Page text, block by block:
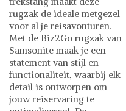
rugzak de ideale metgezel
voor al je reisavonturen.
Met de Biz2Go rugzak van
Samsonite maak je een
statement van stijl en
functionaliteit, waarbij elk
detail is ontworpen om
jouw reiservaring te